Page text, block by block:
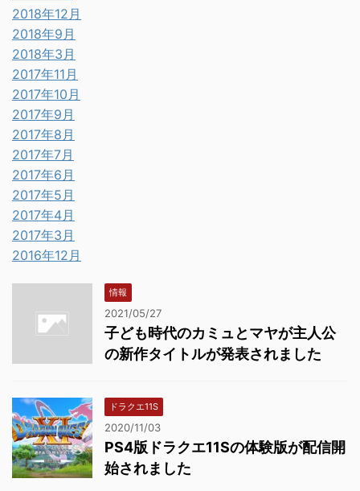
2018年12月
2018年9月
2018年3月
2017年11月
2017年10月
2017年9月
2017年8月
2017年7月
2017年6月
2017年5月
2017年4月
2017年3月
2016年12月
情報
2021/05/27
子ども時代のカミュとマヤが主人公
の新作タイトルが発表されました
ドラクエ11S
2020/11/03
PS4版ドラクエ11Sの体験版が配信開
始されました